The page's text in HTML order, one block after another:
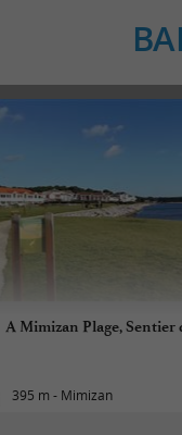
A Mimizan Plage, Sentier
395 m - Mimizan